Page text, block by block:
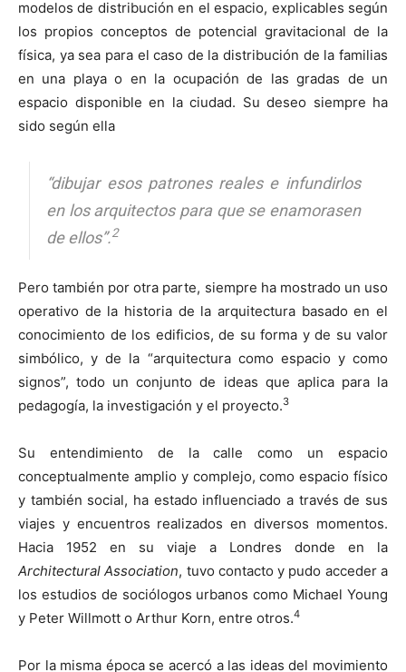
modelos de distribución en el espacio, explicables según
los propios conceptos de potencial gravitacional de la
física, ya sea para el caso de la distribución de la familias
en una playa o en la ocupación de las gradas de un
espacio disponible en la ciudad. Su deseo siempre ha
sido según ella
“dibujar esos patrones reales e infundirlos
en los arquitectos para que se enamorasen
de ellos”.2
Pero también por otra parte, siempre ha mostrado un uso
operativo de la historia de la arquitectura basado en el
conocimiento de los edificios, de su forma y de su valor
simbólico, y de la “arquitectura como espacio y como
signos”, todo un conjunto de ideas que aplica para la
pedagogía, la investigación y el proyecto.3
Su entendimiento de la calle como un espacio
conceptualmente amplio y complejo, como espacio físico
y también social, ha estado influenciado a través de sus
viajes y encuentros realizados en diversos momentos.
Hacia 1952 en su viaje a Londres donde en la
Architectural Association, tuvo contacto y pudo acceder a
los estudios de sociólogos urbanos como Michael Young
y Peter Willmott o Arthur Korn, entre otros.4
Por la misma época se acercó a las ideas del movimiento